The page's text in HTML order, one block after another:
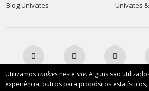
Utilizamoscookiesneste site. Alguns são
experiência, outros para propósitos estatísticos,
Blog Univates
Univates